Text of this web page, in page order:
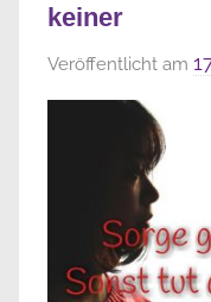
keiner
Veröffentlicht am